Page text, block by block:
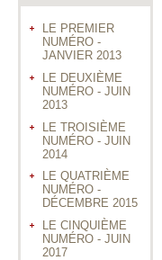
LE PREMIER
NUMÉRO -
JANVIER 2013
LE DEUXIÈME
NUMÉRO - JUIN
2013
LE TROISIÈME
NUMÉRO - JUIN
2014
LE QUATRIÈME
NUMÉRO -
DÉCEMBRE 2015
LE CINQUIÈME
NUMÉRO - JUIN
2017